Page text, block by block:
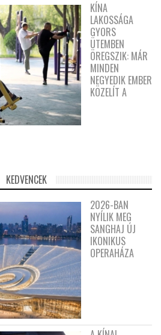
KÍNA
LAKOSSÁGA
GYORS
ÜTEMBEN
ÖREGSZIK: MÁR
MINDEN
NEGYEDIK EMBER
KÖZELÍT A
KEDVENCEK
2026-BAN
NYÍLIK MEG
SANGHAJ ÚJ
IKONIKUS
OPERAHÁZA